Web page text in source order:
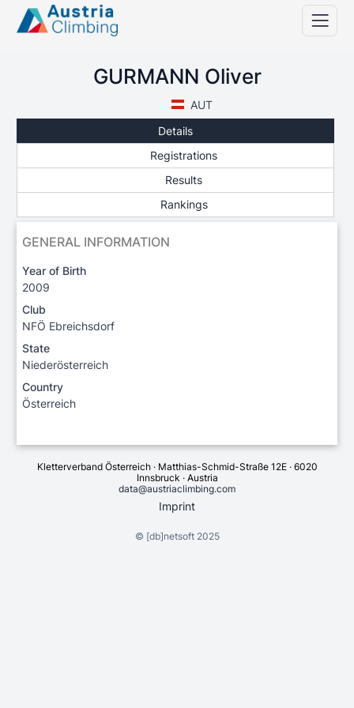
GURMANN Oliver
AUT
Details
Registrations
Results
Rankings
GENERAL INFORMATION
Year of Birth
2009
Club
NFÖ Ebreichsdorf
State
Niederösterreich
Country
Österreich
Kletterverband Österreich · Matthias-Schmid-Straße 12E · 6020
Innsbruck · Austria
data@austriaclimbing.com
Imprint
© [db]netsoft2025